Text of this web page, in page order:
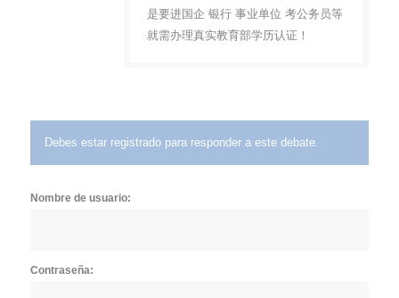
是要进国企 银行 事业单位 考公务员等
就需办理真实教育部学历认证！
Debes estar registrado para responder a este debate.
Nombre de usuario:
Contraseña: